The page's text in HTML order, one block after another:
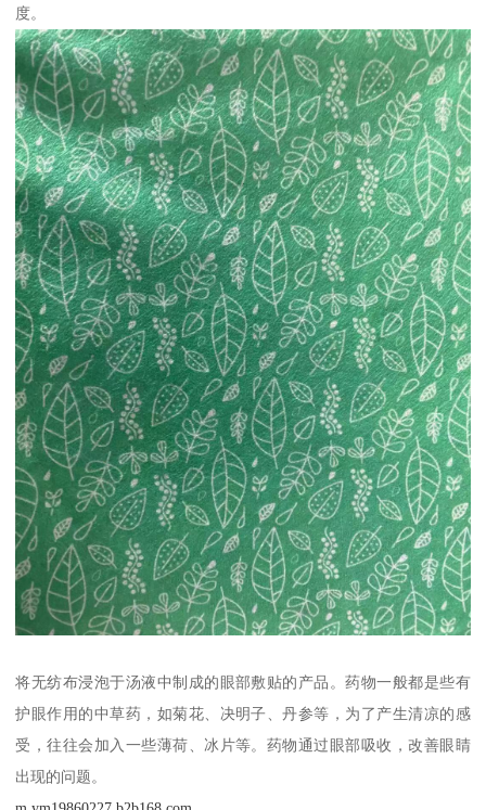
度。
将无纺布浸泡于汤液中制成的眼部敷贴的产品。药物一般都是些有
护眼作用的中草药，如菊花、决明子、丹参等，为了产生清凉的感
受，往往会加入一些薄荷、冰片等。药物通过眼部吸收，改善眼睛
出现的问题。